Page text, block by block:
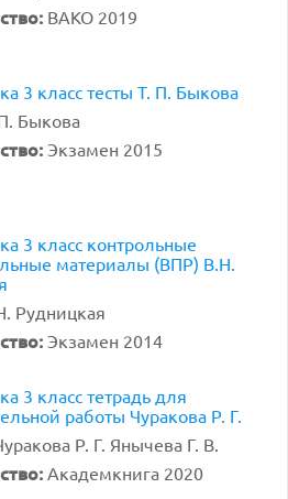
ВАКО 2019
3 класс тесты Т. П. Быкова
Быкова
Экзамен 2015
3 класс контрольные
материалы (ВПР) В.Н.
Рудницкая
Экзамен 2014
3 класс тетрадь для
работы Чуракова Р. Г.
Р. Г. Янычева Г. В.
Академкнига 2020